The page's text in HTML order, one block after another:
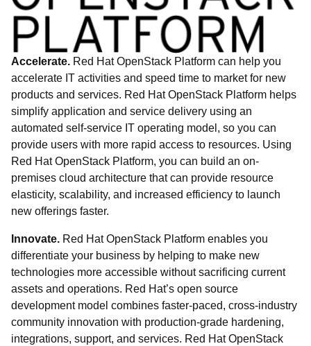
Accelerate. Red Hat OpenStack Platform can help you
accelerate IT activities and speed time to market for new
products and services. Red Hat OpenStack Platform helps
simplify application and service delivery using an
automated self-service IT operating model, so you can
provide users with more rapid access to resources. Using
Red Hat OpenStack Platform, you can build an on-
premises cloud architecture that can provide resource
elasticity, scalability, and increased efficiency to launch
new offerings faster.
Innovate. Red Hat OpenStack Platform enables you
differentiate your business by helping to make new
technologies more accessible without sacrificing current
assets and operations. Red Hat’s open source
development model combines faster-paced, cross-industry
community innovation with production-grade hardening,
integrations, support, and services. Red Hat OpenStack